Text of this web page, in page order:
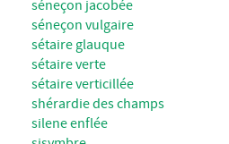
séneçon jacobée
séneçon vulgaire
sétaire glauque
sétaire verte
sétaire verticillée
shérardie des champs
silene enflée